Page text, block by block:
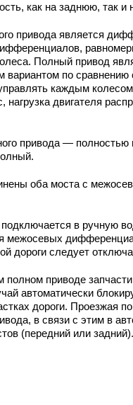
как на заднюю, так и
привода является
Полный привод
по сравнению
каждым
нагрузка двигателя
привода — полностью
оба моста с
в ручную
межосевых
дороги следует
полном приводе
автоматически
дороги. Проезжая
в связи с этим в
(передний или задний).